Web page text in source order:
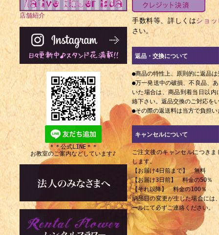
手数料等、詳しくはショ
さい。
返品・交換について
●商品の特性上、原則的に返品
●万一発送中の破損、不良品、
いた場合は、商品到着当日以
絡下さい。返品交換のご対応を
●その際の返送料は当方で負担
キャンセルについて
ご注文後のキャンセルにつき
します。
【お届け4日前まで】 無料
【お届け3日前】 料金の50％
【それ以降】 料金の100％
納品日の変更が生じた場合には
ールにて必ずご連絡ください。
店舗紹介
＊＊公式LINE＊＊
お教室のご案内などしています♪